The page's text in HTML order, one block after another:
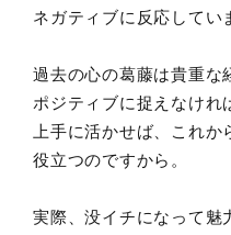
ネガティブに反応してい
過去の心の葛藤は貴重な
ポジティブに捉えなけれ
上手に活かせば、これ
役立つのですから。
実際、没イチになって魅